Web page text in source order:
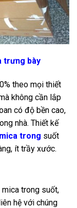
trưng bày
theo mọi thiết
không cần lắp
có độ bền cao,
nhà. Thiết kế
mica trong suốt
ít trầy xước.
mica trong suốt,
hệ với chúng